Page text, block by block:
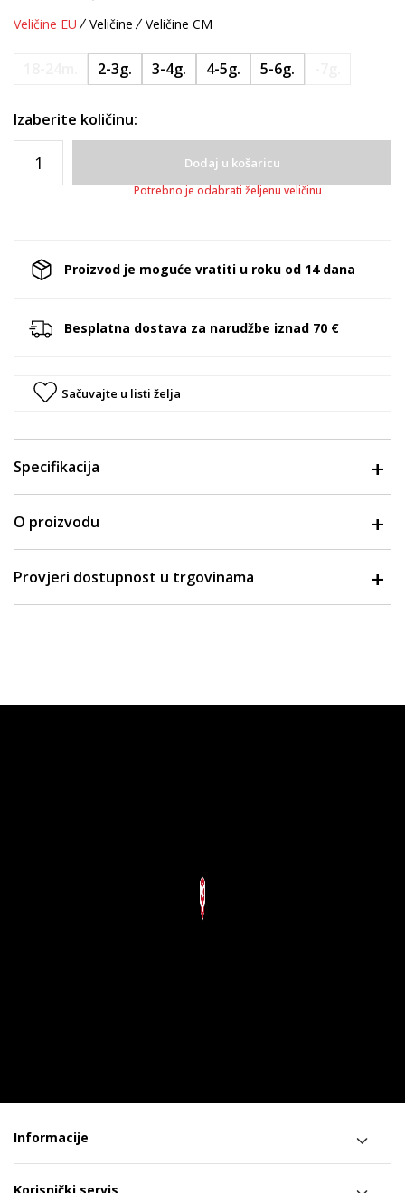
Veličine EU Veličine Veličine CM
2-3g. 3-4g. 4-5g. 5-6g.
Izaberite količinu:
Dodaj u košaricu
Potrebno je odabrati željenu veličinu
Proizvod je moguće vratiti u roku od 14 dana
Besplatna dostava za narudžbe iznad 70 €
Sačuvajte u listi želja
Specifikacija
O proizvodu
Provjeri dostupnost u trgovinama
Informacije